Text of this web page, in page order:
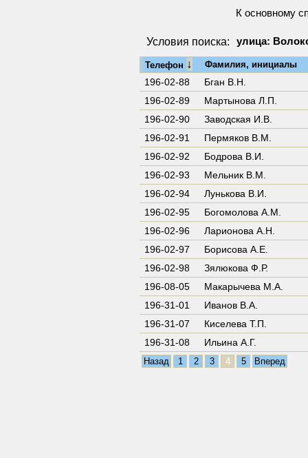
К основному
Условия поиска: улица:
Телефон ↓ Фамилия, инициалы
196-02-88
Бган В.Н.
196-02-89
Мартынова Л.П.
196-02-90
Заводская И.В.
196-02-91
Пермяков В.М.
196-02-92
Бодрова В.И.
196-02-93
Мельник В.М.
196-02-94
Лунькова В.И.
196-02-95
Богомолова А.М.
196-02-96
Ларионова А.Н.
196-02-97
Борисова А.Е.
196-02-98
Зялюкова Ф.Р.
196-08-05
Макарычева М.А.
196-31-01
Иванов В.А.
196-31-07
Киселева Т.П.
196-31-08
Ильина А.Г.
Назад 1 2 3 4 5 Вперед